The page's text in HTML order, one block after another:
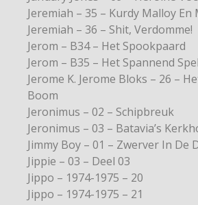
Jeremiah – 35 – Kurdy Malloy En
Jeremiah – 36 – Shit, Verdomme!
Jerom – B34 – Het Spookpaard
Jerom – B35 – Het Spannend Spel
Jerome K. Jerome Bloks – 26 –
Boom
Jeronimus – 02 – Schipbreuk
Jeronimus – 03 – Batavia’s
Jimmy Boy – 01 – Zwerver In De
Jippie – 03 – Deel 03
Jippo – 1974-1975 – 20
Jippo – 1974-1975 – 21